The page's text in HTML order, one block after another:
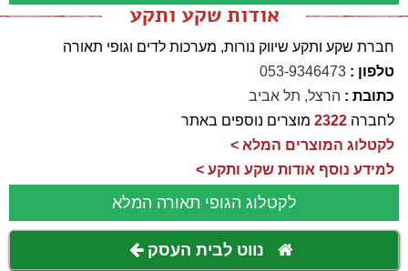
אודות שקע ותקע
חברת שקע ותקע שיווק נורות, מערכות לדים וגופי תאורה
טלפון : 053-9346473
כתובת : הרצל, תל אביב
לחברה 2322 מוצרים נוספים באתר
לקטלוג המוצרים המלא >
למידע נוסף אודות שקע ותקע >
לקטלוג הגופי תאורה המלא
נווט לבית העסק